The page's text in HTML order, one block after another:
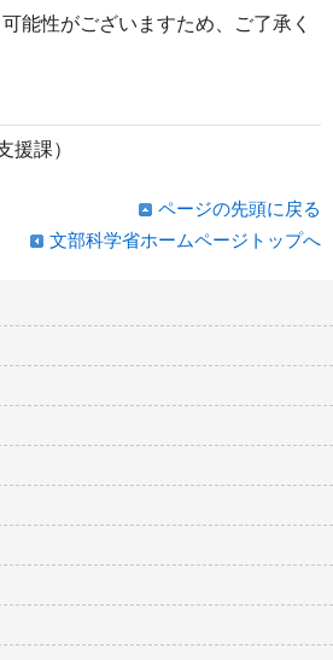
能性がございますため、ご了承く
援課）
ページの先頭に戻る
文部科学省ホームページトップへ